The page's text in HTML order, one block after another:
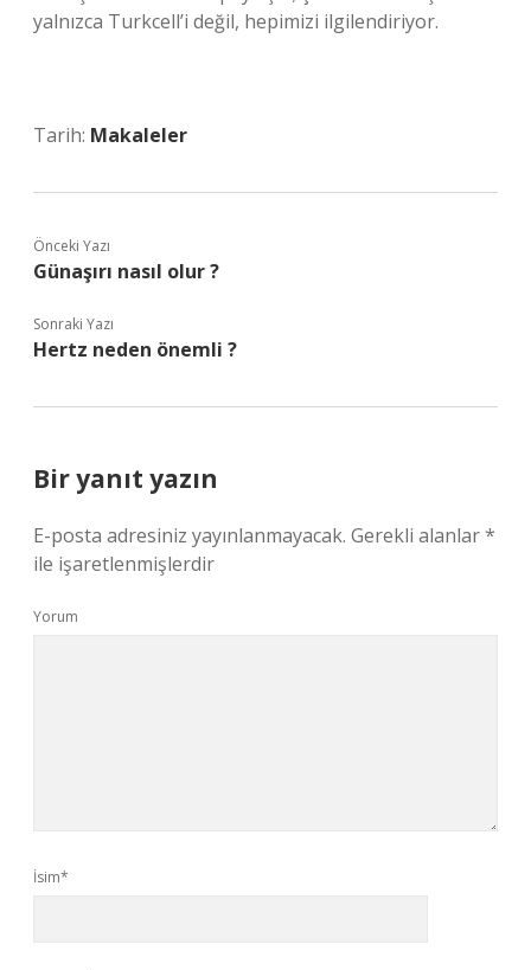
yalnızca Turkcell’i değil, hepimizi ilgilendiriyor.
Tarih: Makaleler
Önceki Yazı
Günaşırı nasıl olur ?
Sonraki Yazı
Hertz neden önemli ?
Bir yanıt yazın
E-posta adresiniz yayınlanmayacak. Gerekli alanlar*
ile işaretlenmişlerdir
Yorum
İsim*